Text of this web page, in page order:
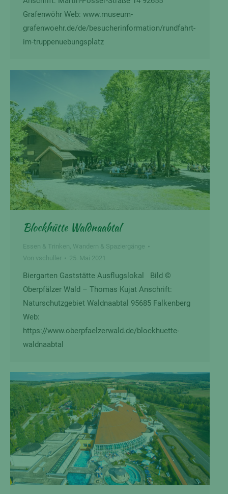
Grafenwöhr Web: www.museum-
grafenwoehr.de/de/besucherinformation/rundfahrt-
im-truppenuebungsplatz
Blockhütte Waldnaabtal
Essen & Trinken, Wandern & Spaziergänge
Von vschuller 25. Mai 2021
Biergarten Gaststätte Ausflugslokal Bild ©
Oberpfälzer Wald – Thomas Kujat Anschrift:
Naturschutzgebiet Waldnaabtal 95685 Falkenberg
Web:
https://www.oberpfaelzerwald.de/blockhuette-
waldnaabtal